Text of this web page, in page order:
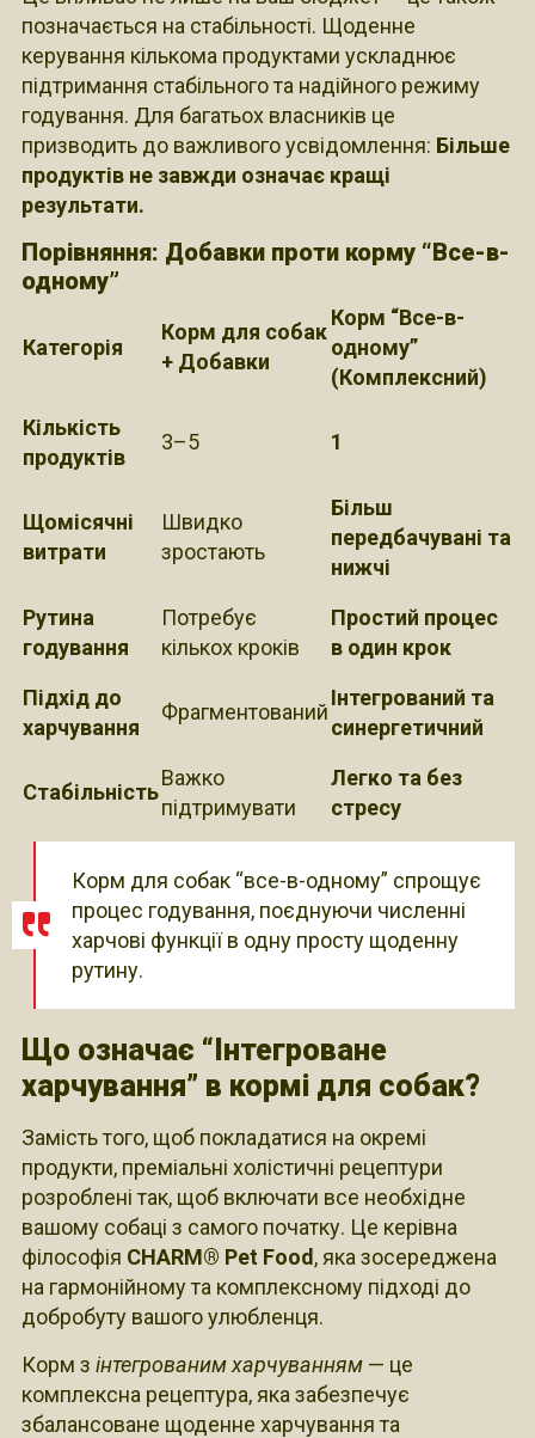
позначається на стабільності. Щоденне
керування кількома продуктами ускладнює
підтримання стабільного та надійного режиму
годування. Для багатьох власників це
призводить до важливого усвідомлення: Більше
продуктів не завжди означає кращі
результати.
Порівняння: Добавки проти корму “Все-в-
одному”
Категорія
Корм для собак
+ Добавки
Корм “Все-в-
одному”
(Комплексний)
Кількість
продуктів
3–5 1
Щомісячні
витрати
Швидко
зростають
Більш
передбачувані та
нижчі
Рутина
годування
Потребує
кількох кроків
Простий процес
в один крок
Підхід до
харчування
Фрагментований
Інтегрований та
синергетичний
Стабільність
Важко
підтримувати
Легко та без
стресу
Корм для собак “все-в-одному” спрощує
процес годування, поєднуючи численні
харчові функції в одну просту щоденну
рутину.
Що означає “Інтегроване
харчування” в кормі для собак?
Замість того, щоб покладатися на окремі
продукти, преміальні холістичні рецептури
розроблені так, щоб включати все необхідне
вашому собаці з самого початку. Це керівна
філософія CHARM® Pet Food , яка зосереджена
на гармонійному та комплексному підході до
добробуту вашого улюбленця.
Корм з інтегрованим харчуванням— це
комплексна рецептура, яка забезпечує
збалансоване щоденне харчування та